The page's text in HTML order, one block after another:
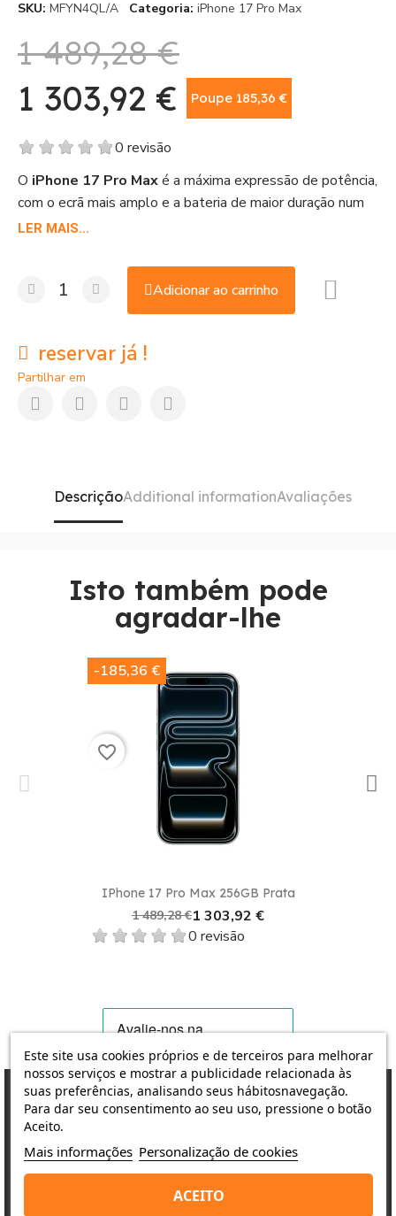
SKU MFYN4QL/A Categoria iPhone 17 Pro Max
1 489,28 €
1 303,92 €
Poupe 185,36 €
0 revisão
O iPhone 17 Pro Maxé a máxima expressão de potência,
com o ecrã mais amplo e a bateria de maior duração num
iPhone. Desenhado para criadores de conteúdo e
limites. Pode comprá-lo ao melhor preço em Portugal na
Shop Duty Free.
LER MAIS...
Adicionar ao carrinho
reservar já !
Partilhar em
DescriçãoAdditional informationAvaliações
Isto também pode
agradar-lhe​
IPhone 17 Pro Max 256GB Prata
1 489,28 €1 303,92 €
0 revisão
-185,36 €
favorite_border
Porquê escolher-nos?
A satisfação do cliente é a nossa prioridade
Este site usa cookies próprios e de terceiros para melhorar
nossos serviços e mostrar a publicidade relacionada às
suas preferências, analisando seus hábitosnavegação.
Para dar seu consentimento ao seu uso, pressione o botão
Aceito.
Mais informações Personalização de cookies
ACEITO